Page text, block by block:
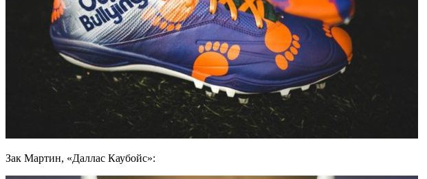
Зак Мартин, «Даллас Каубойс»: